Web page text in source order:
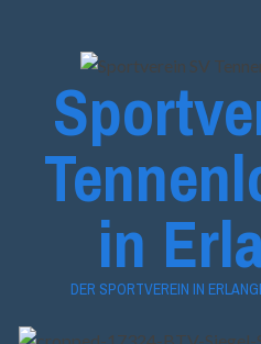
in
DER SPORTVEREIN IN